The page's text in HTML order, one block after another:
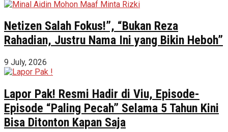
Netizen Salah Fokus!”, “Bukan Reza
Rahadian, Justru Nama Ini yang Bikin Heboh”
9 July, 2026
Lapor Pak! Resmi Hadir di Viu, Episode-
Episode “Paling Pecah” Selama 5 Tahun Kini
Bisa Ditonton Kapan Saja